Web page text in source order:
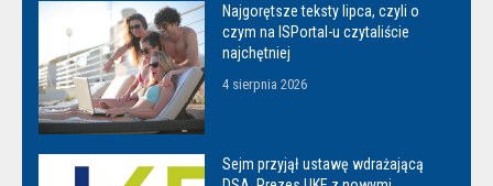
Najgorętsze teksty lipca, czyli o
czym na ISPortal-u czytaliście
najchętniej
4 sierpnia 2026
Sejm przyjął ustawę wdrażającą